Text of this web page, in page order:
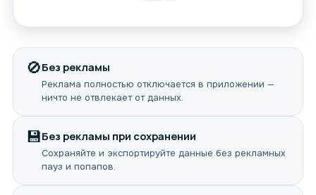
🚫Без рекламы
Реклама полностью отключается в приложении —
ничто не отвлекает от данных.
💾Без рекламы при сохранении
Сохраняйте и экспортируйте данные без рекламных
пауз и попапов.